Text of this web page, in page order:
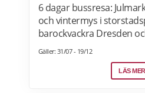
6 dagar bussresa:
och vintermys i
barockvackra Dresden
Rostock. Under den här
julstämning i Berlin,
tre städer som bjuder på
Gäller: 31/07 - 19/12
LÄS MER